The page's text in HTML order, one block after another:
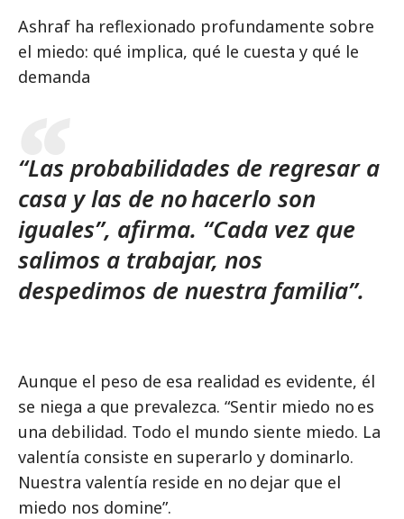
Ashraf ha reflexionado profundamente sobre
el miedo: qué implica, qué le cuesta y qué le
demanda
“Las probabilidades de regresar a
casa y las de no hacerlo son
iguales”, afirma. “Cada vez que
salimos a trabajar, nos
despedimos de nuestra familia”.
Aunque el peso de esa realidad es evidente, él
se niega a que prevalezca. “Sentir miedo no es
una debilidad. Todo el mundo siente miedo. La
valentía consiste en superarlo y dominarlo.
Nuestra valentía reside en no dejar que el
miedo nos domine”.